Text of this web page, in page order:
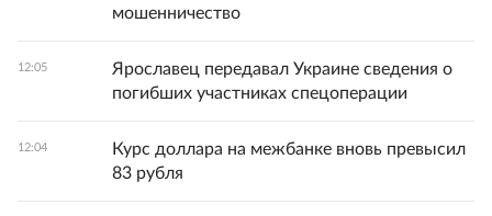
мошенничество
12:05
Ярославец передавал Украине сведения о
погибших участниках спецоперации
12:04
Курс доллара на межбанке вновь превысил
83 рубля